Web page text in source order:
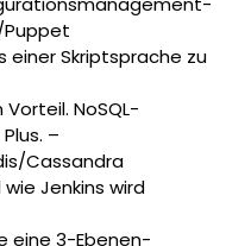
Puppet
einer Skriptsprache zu
NoSQL-
–
Cassandra
Jenkins wird
eine 3-Ebenen-